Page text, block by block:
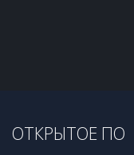
ОТКРЫТОЕ ПО